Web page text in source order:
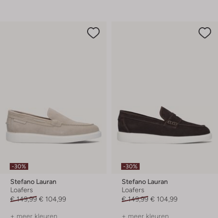
-30%
Stefano Lauran
Loafers
€ 149,99 € 104,99
+ meer kleuren
-30%
Stefano Lauran
Loafers
€ 149,99 € 104,99
+ meer kleuren